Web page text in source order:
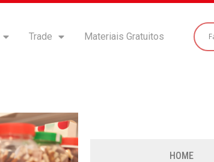
Trade Materiais Gratuitos
HOME